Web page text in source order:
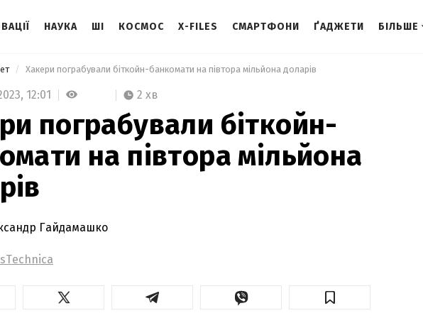
НАУКА ШІ КОСМОС X-FILES СМАРТФОНИ ҐАДЖЕТИ БІЛЬШЕ
Хакери пограбували біткойн-банкомати на півтора мільйона доларів
12:01 2 хв
пограбували біткойн-
на півтора мільйона
Гайдамашко